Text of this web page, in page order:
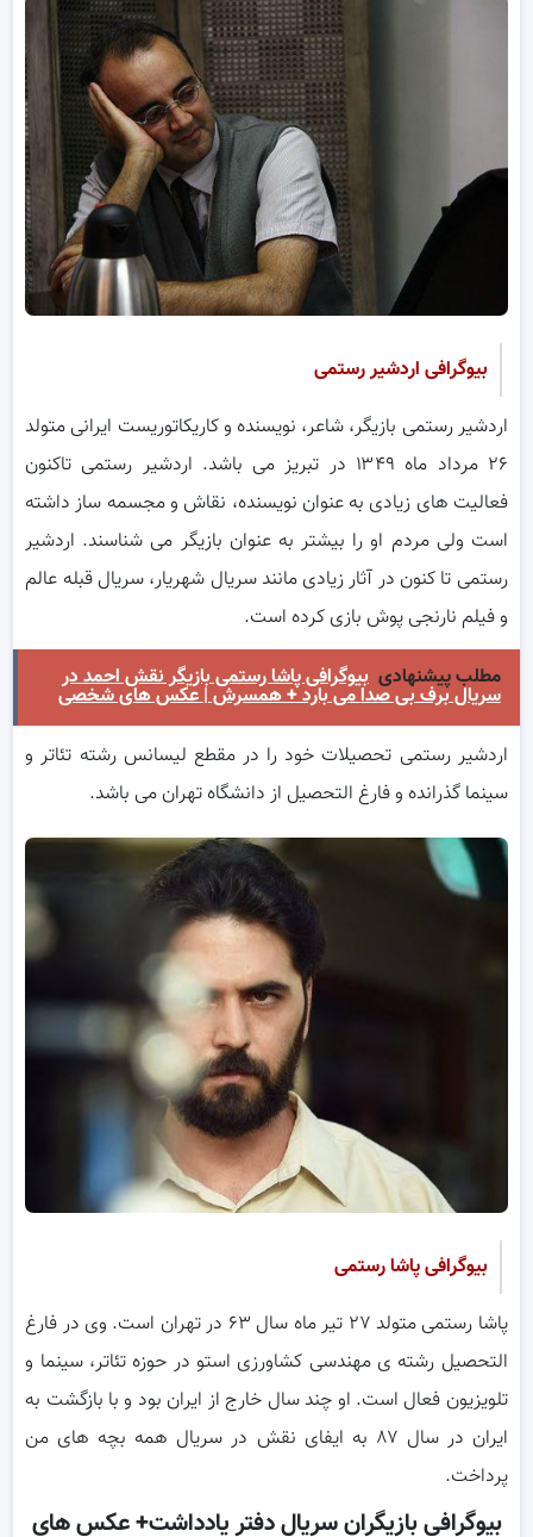
بیوگرافی اردشیر رستمی
اردشیر رستمی بازیگر، شاعر، نویسنده و کاریکاتوریست ایرانی متولد
۲۶ مرداد ماه ۱۳۴۹ در تبریز می باشد. اردشیر رستمی تاکنون
فعالیت های زیادی به عنوان نویسنده، نقاش و مجسمه ساز داشته
است ولی مردم او را بیشتر به عنوان بازیگر می شناسند. اردشیر
رستمی تا کنون در آثار زیادی مانند سریال شهریار، سریال قبله عالم
و فیلم نارنجی پوش بازی کرده است.
مطلب پیشنهادی بیوگرافی پاشا رستمی بازیگر نقش احمد در
سریال برف بی صدا می بارد + همسرش | عکس های شخصی
اردشیر رستمی تحصیلات خود را در مقطع لیسانس رشته تئاتر و
سینما گذرانده و فارغ التحصیل از دانشگاه تهران می باشد.
بیوگرافی پاشا رستمی
پاشا رستمی متولد ۲۷ تیر ماه سال ۶۳ در تهران است. وی در فارغ
التحصیل رشته ی مهندسی کشاورزی استو در حوزه تئاتر، سینما و
تلویزیون فعال است. او چند سال خارج از ایران بود و با بازگشت به
ایران در سال ۸۷ به ایفای نقش در سریال همه بچه های من
پرداخت.
بیوگرافی بازیگران سریال دفتر یادداشت+ عکس های